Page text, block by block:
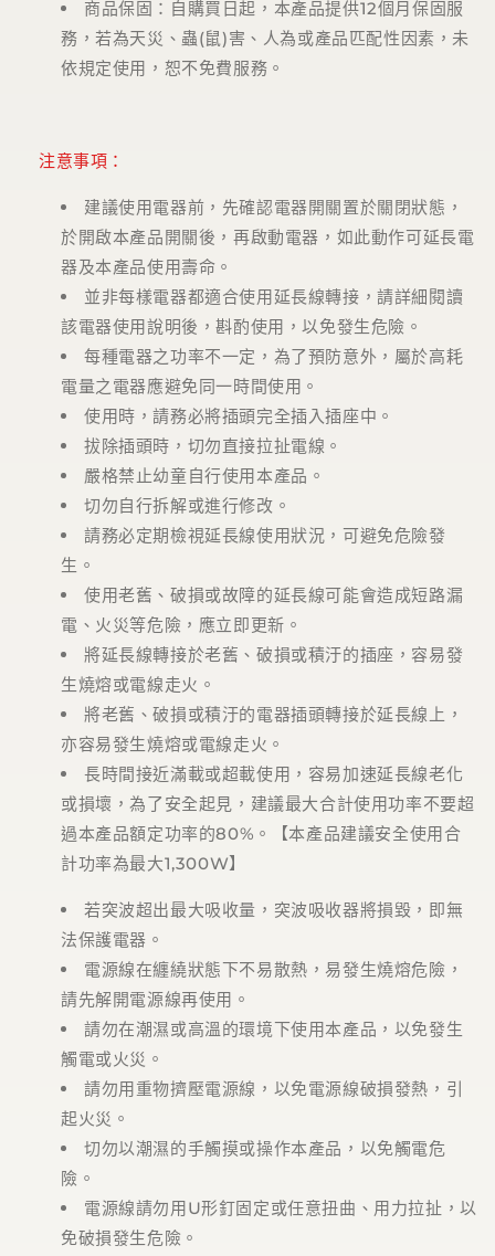
商品保固：自購買日起，本產品提供12個月保固服
務，若為天災、蟲(鼠)害、人為或產品匹配性因素，未
依規定使用，恕不免費服務。
注意事項：
建議使用電器前，先確認電器開關置於關閉狀態，
於開啟本產品開關後，再啟動電器，如此動作可延長電
器及本產品使用壽命。
並非每樣電器都適合使用延長線轉接，請詳細閱讀
該電器使用說明後，斟酌使用，以免發生危險。
每種電器之功率不一定，為了預防意外，屬於高耗
電量之電器應避免同一時間使用。
使用時，請務必將插頭完全插入插座中。
拔除插頭時，切勿直接拉扯電線。
嚴格禁止幼童自行使用本產品。
切勿自行拆解或進行修改。
請務必定期檢視延長線使用狀況，可避免危險發
生。
使用老舊、破損或故障的延長線可能會造成短路漏
電、火災等危險，應立即更新。
將延長線轉接於老舊、破損或積汙的插座，容易發
生燒熔或電線走火。
將老舊、破損或積汙的電器插頭轉接於延長線上，
亦容易發生燒熔或電線走火。
長時間接近滿載或超載使用，容易加速延長線老化
或損壞，為了安全起見，建議最大合計使用功率不要超
過本產品額定功率的80% 。【本產品建議安全使用合
計功率為最大1,300W】
若突波超出最大吸收量，突波吸收器將損毀，即無
法保護電器。
電源線在纏繞狀態下不易散熱，易發生燒熔危險，
請先解開電源線再使用。
請勿在潮濕或高溫的環境下使用本產品，以免發生
觸電或火災。
請勿用重物擠壓電源線，以免電源線破損發熱，引
起火災。
切勿以潮濕的手觸摸或操作本產品，以免觸電危
險。
電源線請勿用U形釘固定或任意扭曲、用力拉扯，以
免破損發生危險。